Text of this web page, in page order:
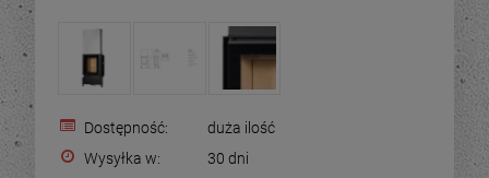
Dostępność:
duża ilość
Wysyłka w:
30 dni